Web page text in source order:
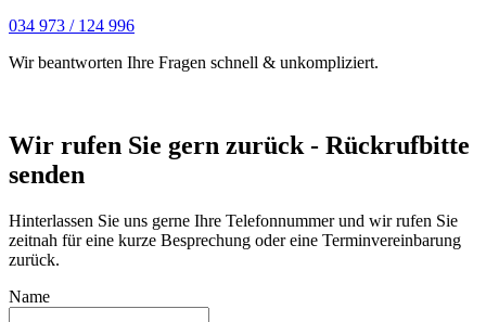
034 973 / 124 996
Wir beantworten Ihre Fragen schnell & unkompliziert.
Wir rufen Sie gern zurück - Rückrufbitte
senden
Hinterlassen Sie uns gerne Ihre Telefonnummer und wir rufen Sie
zeitnah für eine kurze Besprechung oder eine Terminvereinbarung
zurück.
Name